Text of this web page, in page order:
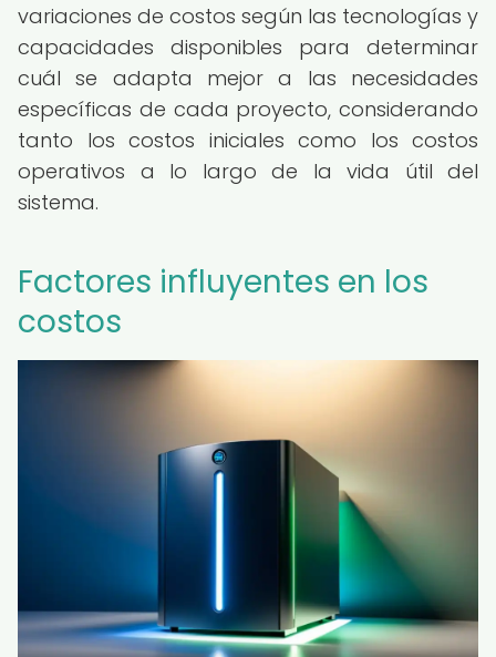
variaciones de costos según las tecnologías y
capacidades disponibles para determinar
cuál se adapta mejor a las necesidades
específicas de cada proyecto, considerando
tanto los costos iniciales como los costos
operativos a lo largo de la vida útil del
sistema.
Factores influyentes en los
costos